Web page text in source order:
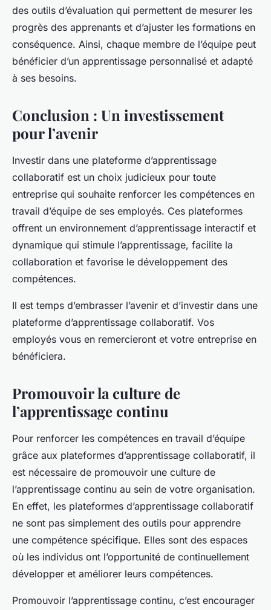
des outils d’évaluation qui permettent de mesurer les
progrès des apprenants et d’ajuster les formations en
conséquence. Ainsi, chaque membre de l’équipe peut
bénéficier d’un apprentissage personnalisé et adapté
à ses besoins.
Conclusion : Un investissement
pour l’avenir
Investir dans une plateforme d’apprentissage
collaboratif est un choix judicieux pour toute
entreprise qui souhaite renforcer les compétences en
travail d’équipe de ses employés. Ces plateformes
offrent un environnement d’apprentissage interactif et
dynamique qui stimule l’apprentissage, facilite la
collaboration et favorise le développement des
compétences.
Il est temps d’embrasser l’avenir et d’investir dans une
plateforme d’apprentissage collaboratif. Vos
employés vous en remercieront et votre entreprise en
bénéficiera.
Promouvoir la culture de
l’apprentissage continu
Pour renforcer les compétences en travail d’équipe
grâce aux plateformes d’apprentissage collaboratif, il
est nécessaire de promouvoir une culture de
l’apprentissage continu au sein de votre organisation.
En effet, les plateformes d’apprentissage collaboratif
ne sont pas simplement des outils pour apprendre
une compétence spécifique. Elles sont des espaces
où les individus ont l’opportunité de continuellement
développer et améliorer leurs compétences.
Promouvoir l’apprentissage continu, c’est encourager